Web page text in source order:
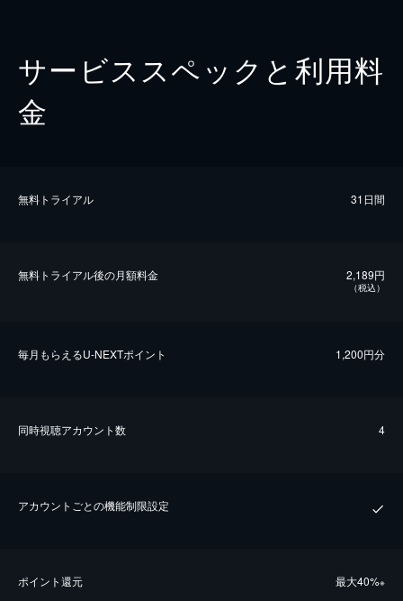
サービススペックと利用料
金
無料トライアル 31日間
無料トライアル後の⽉額料金 2,189円
（税込）
毎⽉もらえるU-NEXTポイント 1,200円分
同時視聴アカウント数 4
アカウントごとの機能制限設定
ポイント還元 最⼤40%※